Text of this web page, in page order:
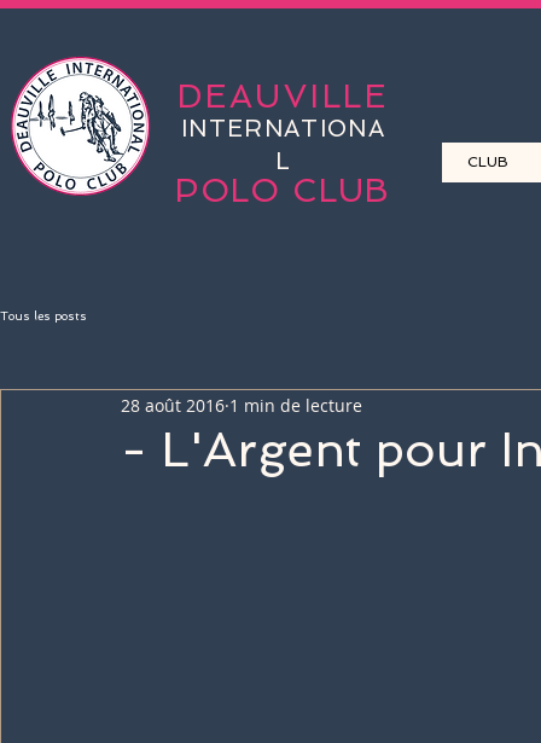
DEAUVILLE
INTERNATIONA
L
POLO CLUB
CLUB
Tous les posts
- L'Argent pour
28 août 2016 1 min de lecture